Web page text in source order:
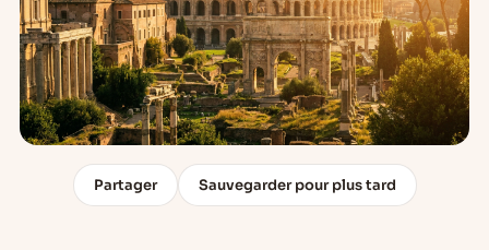
Partager Sauvegarder pour plus tard